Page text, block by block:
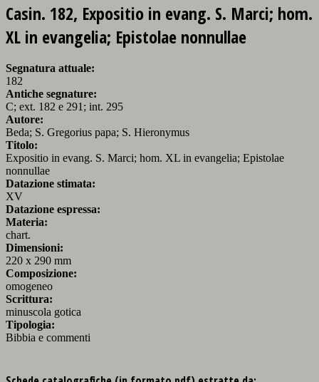
Casin. 182, Expositio in evang. S. Marci; hom.
XL in evangelia; Epistolae nonnullae
Segnatura attuale:
182
Antiche segnature:
C; ext. 182 e 291; int. 295
Autore:
Beda; S. Gregorius papa; S. Hieronymus
Titolo:
Expositio in evang. S. Marci; hom. XL in evangelia; Epistolae
nonnullae
Datazione stimata:
XV
Datazione espressa:
Materia:
chart.
Dimensioni:
220 x 290 mm
Composizione:
omogeneo
Scrittura:
minuscola gotica
Tipologia:
Bibbia e commenti